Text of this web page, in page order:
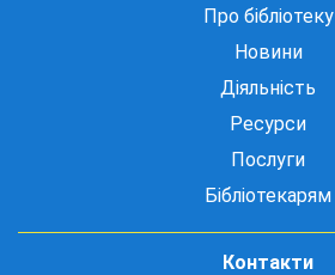
Про бібліотеку
Новини
Діяльність
Ресурси
Послуги
Бібліотекарям
Контакти